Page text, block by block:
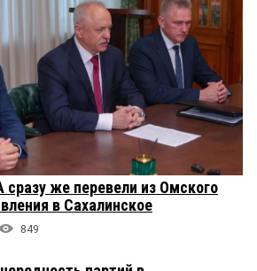
же перевели из Омского
в Сахалинское
849